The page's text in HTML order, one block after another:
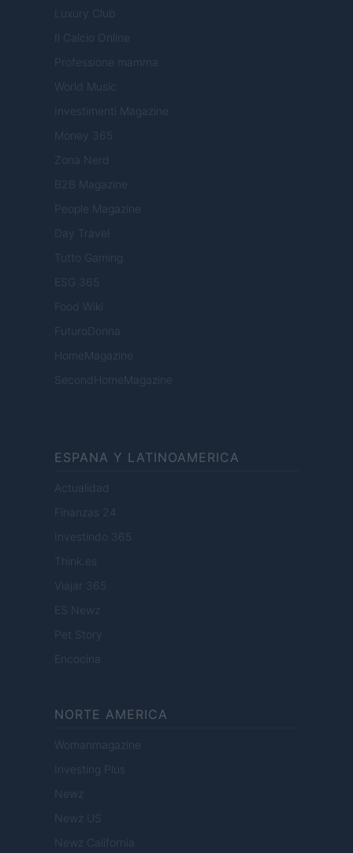
Luxury Club
Il Calcio Online
Professione mamma
World Music
Investimenti Magazine
Money 365
Zona Nerd
B2B Magazine
People Magazine
Day Travel
Tutto Gaming
ESG 365
Food Wiki
FuturoDonna
HomeMagazine
SecondHomeMagazine
ESPANA Y LATINOAMERICA
Actualidad
Finanzas 24
Investindo 365
Think.es
Viajar 365
ES Newz
Pet Story
Encocina
NORTE AMERICA
Womanmagazine
Investing Plus
Newz
Newz US
Newz California